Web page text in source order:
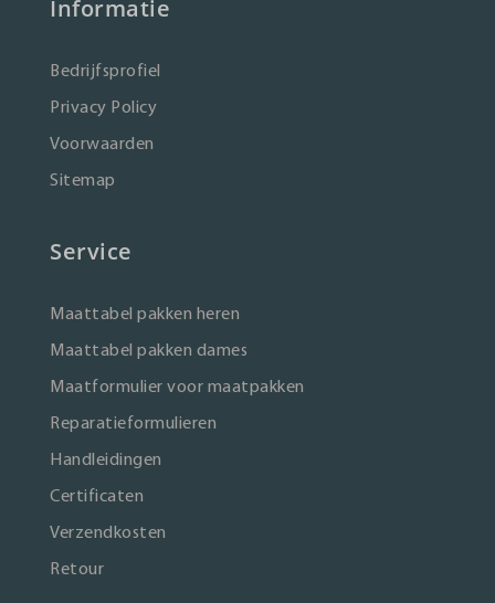
Informatie
Bedrijfsprofiel
Privacy Policy
Voorwaarden
Sitemap
Service
Maattabel pakken heren
Maattabel pakken dames
Maatformulier voor maatpakken
Reparatieformulieren
Handleidingen
Certificaten
Verzendkosten
Retour